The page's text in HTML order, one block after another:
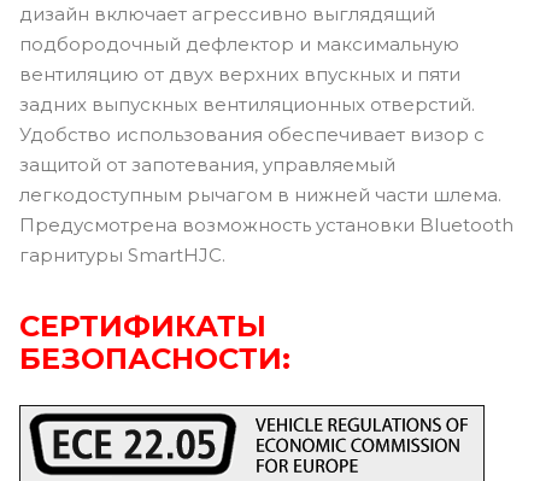
дизайн включает агрессивно выглядящий
подбородочный дефлектор и максимальную
вентиляцию от двух верхних впускных и пяти
задних выпускных вентиляционных отверстий.
Удобство использования обеспечивает визор с
защитой от запотевания, управляемый
легкодоступным рычагом в нижней части шлема.
Предусмотрена возможность установки Bluetooth
гарнитуры SmartHJC.
СЕРТИФИКАТЫ
БЕЗОПАСНОСТИ: